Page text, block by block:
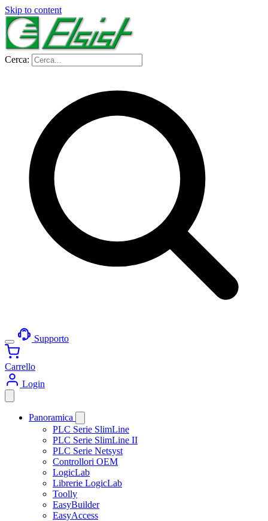
Skip to content
Cerca:
Supporto
Carrello
Login
Panoramica
PLC Serie SlimLine
PLC Serie SlimLine II
PLC Serie Netsyst
Controllori OEM
LogicLab
Librerie LogicLab
Toolly
EasyBuilder
EasyAccess